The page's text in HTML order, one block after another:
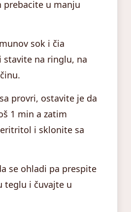
prebacite u manju
sok i čia
stavite na ringlu, na
provri, ostavite je da
1 min a zatim
i sklonite sa
se ohladi pa prespite
teglu i čuvajte u